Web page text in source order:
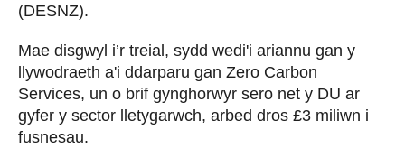
(DESNZ).
Mae disgwyl i’r treial, sydd wedi'i ariannu gan y
llywodraeth a'i ddarparu gan Zero Carbon
Services, un o brif gynghorwyr sero net y DU ar
gyfer y sector lletygarwch, arbed dros £3 miliwn i
fusnesau.